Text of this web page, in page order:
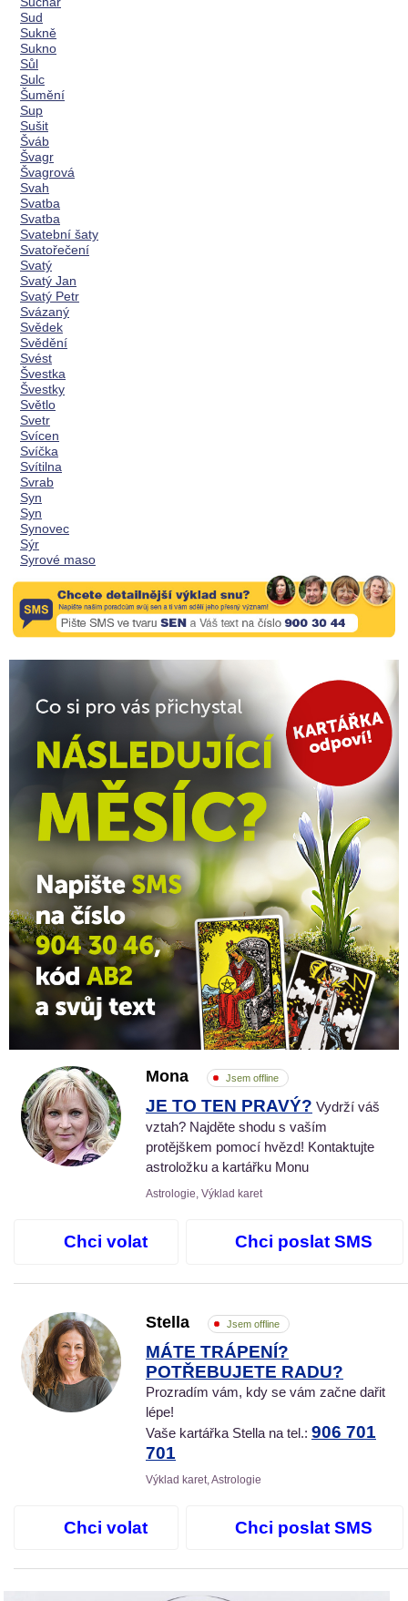
Sud
Sukně
Sukno
Sůl
Sulc
Šumění
Sup
Sušit
Šváb
Švagr
Švagrová
Svah
Svatba
Svatba
Svatební šaty
Svatořečení
Svatý
Svatý Jan
Svatý Petr
Svázaný
Svědek
Svědění
Svést
Švestka
Švestky
Světlo
Svetr
Svícen
Svíčka
Svítilna
Svrab
Syn
Syn
Synovec
Sýr
Syrové maso
Mona Jsem offline
JE TO TEN PRAVÝ? Vydrží váš
vztah? Najděte shodu s vaším
protějškem pomocí hvězd! Kontaktujte
astroložku a kartářku Monu
Astrologie, Výklad karet
Chci volat Chci poslat SMS
Stella Jsem offline
MÁTE TRÁPENÍ?
POTŘEBUJETE RADU?
Prozradím vám, kdy se vám začne dařit
lépe!
Vaše kartářka Stella na tel.: 906 701
701
Výklad karet, Astrologie
Chci volat Chci poslat SMS